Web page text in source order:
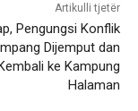
Artikulli tjetër
Pengungsi Konflik
Dijemput dan
ke Kampung
Halaman